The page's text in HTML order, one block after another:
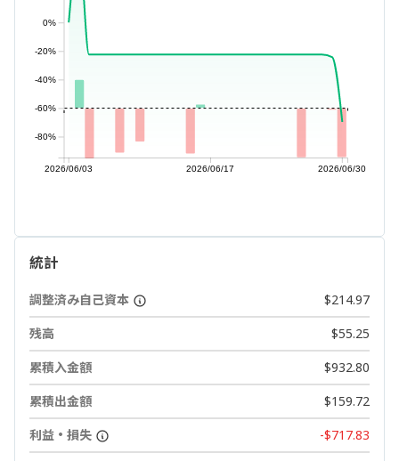
-80%
-60%
-40%
-20%
0%
2026/06/03 2026/06/17 2026/06/30
統計
調整済み自己資本
$214.97
残高
$55.25
累積入金額
$932.80
累積出金額
$159.72
利益・損失
-$717.83